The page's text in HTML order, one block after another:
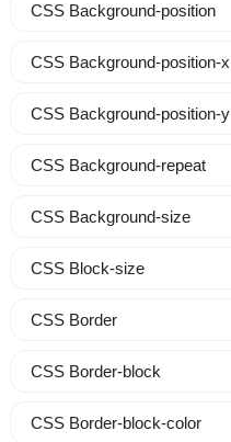
CSS Background-position
CSS Background-position-x
CSS Background-position-y
CSS Background-repeat
CSS Background-size
CSS Block-size
CSS Border
CSS Border-block
CSS Border-block-color